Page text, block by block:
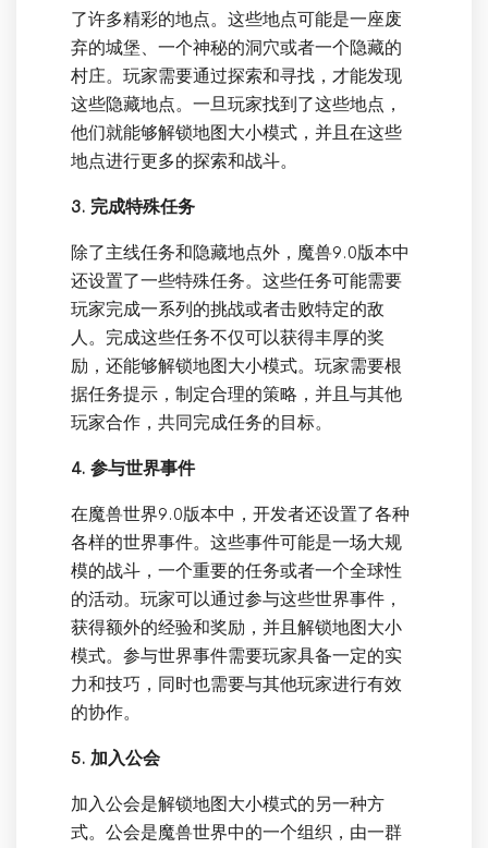
了许多精彩的地点。这些地点可能是一座废
弃的城堡、一个神秘的洞穴或者一个隐藏的
村庄。玩家需要通过探索和寻找，才能发现
这些隐藏地点。一旦玩家找到了这些地点，
他们就能够解锁地图大小模式，并且在这些
地点进行更多的探索和战斗。
3. 完成特殊任务
除了主线任务和隐藏地点外，魔兽9.0版本中
还设置了一些特殊任务。这些任务可能需要
玩家完成一系列的挑战或者击败特定的敌
人。完成这些任务不仅可以获得丰厚的奖
励，还能够解锁地图大小模式。玩家需要根
据任务提示，制定合理的策略，并且与其他
玩家合作，共同完成任务的目标。
4. 参与世界事件
在魔兽世界9.0版本中，开发者还设置了各种
各样的世界事件。这些事件可能是一场大规
模的战斗，一个重要的任务或者一个全球性
的活动。玩家可以通过参与这些世界事件，
获得额外的经验和奖励，并且解锁地图大小
模式。参与世界事件需要玩家具备一定的实
力和技巧，同时也需要与其他玩家进行有效
的协作。
5. 加入公会
加入公会是解锁地图大小模式的另一种方
式。公会是魔兽世界中的一个组织，由一群